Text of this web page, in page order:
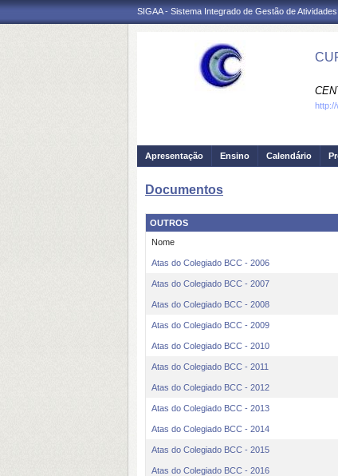
SIGAA - Sistema Integrado de Gestão de
Apresentação Ensino Calendário
Documentos
OUTROS
Nome
Atas do Colegiado BCC - 2006
Atas do Colegiado BCC - 2007
Atas do Colegiado BCC - 2008
Atas do Colegiado BCC - 2009
Atas do Colegiado BCC - 2010
Atas do Colegiado BCC - 2011
Atas do Colegiado BCC - 2012
Atas do Colegiado BCC - 2013
Atas do Colegiado BCC - 2014
Atas do Colegiado BCC - 2015
Atas do Colegiado BCC - 2016